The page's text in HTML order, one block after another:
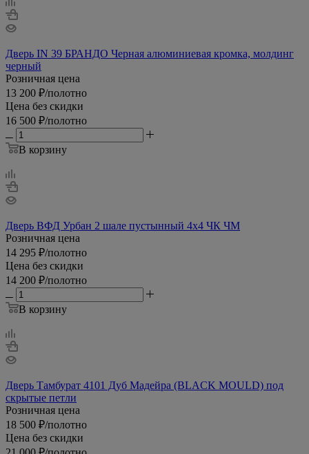
Дверь IN 39 БРАНДО Черная алюминиевая кромка, молдинг
черный
Розничная цена
13 200 ₽/полотно
Цена без скидки
16 500 ₽/полотно
В корзину
Дверь ВФД Урбан 2 шале пустынный 4х4 ЧК ЧМ
Розничная цена
14 295 ₽/полотно
Цена без скидки
14 200 ₽/полотно
В корзину
Дверь Тамбурат 4101 Дуб Мадейра (BLACK MOULD) под
скрытые петли
Розничная цена
18 500 ₽/полотно
Цена без скидки